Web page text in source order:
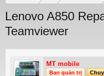
Lenovo A850
Teamviewer
MT mobile
Ban quản trị